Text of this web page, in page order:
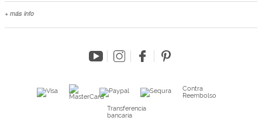
+ más info
Kimidori PRINT, nuestro servicio de impresión de fotos
Nuevo sistema de UNIÓN DE PEDIDOS
Contra
Reembolso
Transferencia
bancaria